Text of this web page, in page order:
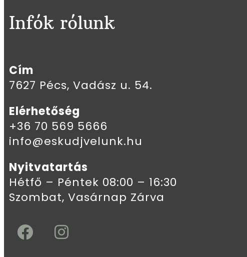
Infók rólunk
Cím
7627 Pécs, Vadász u. 54.
Elérhetőség
+36 70 569 5666
info@eskudjvelunk.hu
Nyitvatartás
Hétfő – Péntek 08:00 – 16:30
Szombat, Vasárnap Zárva